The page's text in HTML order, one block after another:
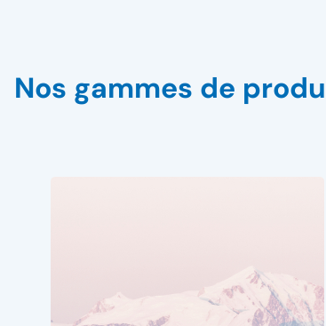
Nos gammes de